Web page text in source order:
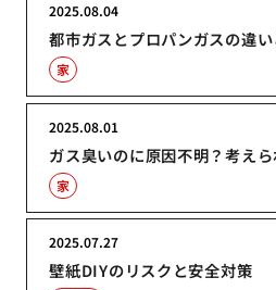
都市ガスとプロパンガスの違
2025.08.04
家
ガス臭いのに原因不明？考え
2025.08.01
家
壁紙DIYのリスクと安全対策
2025.07.27